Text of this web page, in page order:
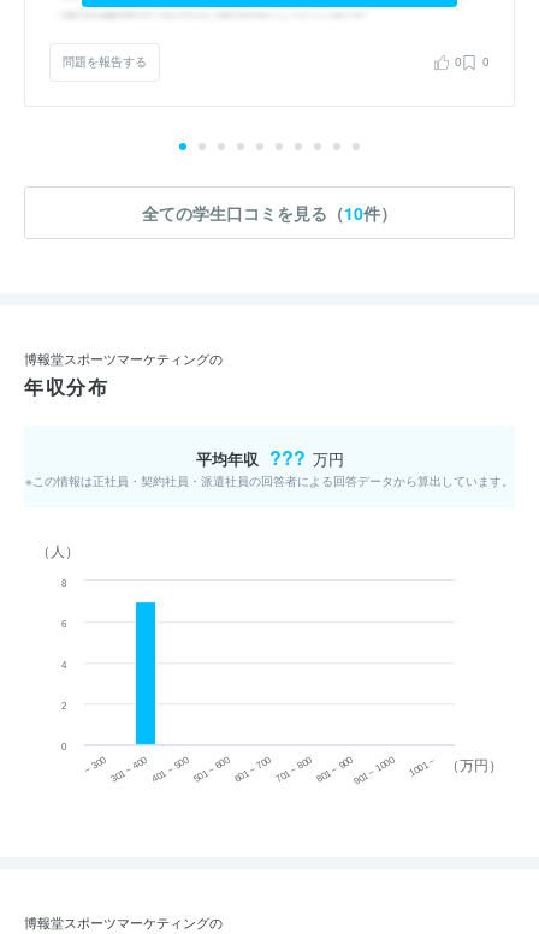
問題を報告する 0 0
全ての学生口コミを見る（10件）
博報堂スポーツマーケティングの
年収分布
平均年収 ??? 万円
※この情報は正社員・契約社員・派遣社員の回答者による回答データから算出しています。
（万円）
（人）
~ 300 301 ~ 400 401 ~ 500501 ~ 600601 ~ 700701 ~ 800801 ~ 900901 ~ 1000 1001 ~
0
2
4
6
8
博報堂スポーツマーケティングの